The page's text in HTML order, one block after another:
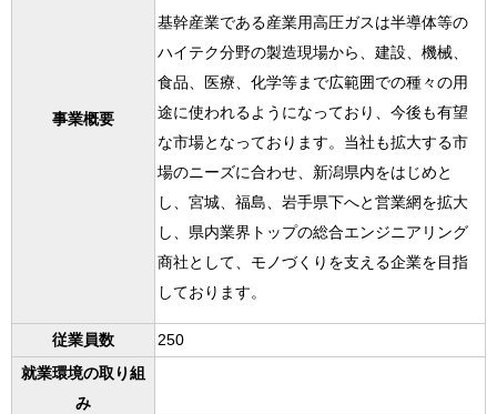
事業概要
基幹産業である産業用高圧ガスは半導体等の
ハイテク分野の製造現場から、建設、機械、
食品、医療、化学等まで広範囲での種々の用
途に使われるようになっており、今後も有望
な市場となっております。当社も拡大する市
場のニーズに合わせ、新潟県内をはじめと
し、宮城、福島、岩手県下へと営業網を拡大
し、県内業界トップの総合エンジニアリング
商社として、モノづくりを支える企業を目指
しております。
従業員数
250
就業環境の取り組
み